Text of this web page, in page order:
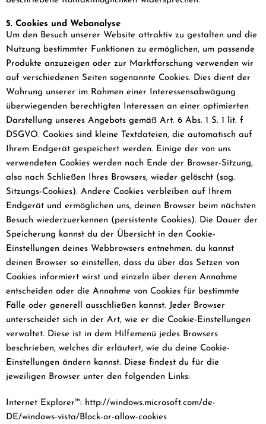
5. Cookies und Webanalyse
Um den Besuch unserer Website attraktiv zu gestalten und die
Nutzung bestimmter Funktionen zu ermöglichen, um passende
Produkte anzuzeigen oder zur Marktforschung verwenden wir
auf verschiedenen Seiten sogenannte Cookies. Dies dient der
Wahrung unserer im Rahmen einer Interessensabwägung
überwiegenden berechtigten Interessen an einer optimierten
Darstellung unseres Angebots gemäß Art. 6 Abs. 1 S. 1 lit. f
DSGVO. Cookies sind kleine Textdateien, die automatisch auf
Ihrem Endgerät gespeichert werden. Einige der von uns
verwendeten Cookies werden nach Ende der Browser-Sitzung,
also nach Schließen Ihres Browsers, wieder gelöscht (sog.
Sitzungs-Cookies). Andere Cookies verbleiben auf Ihrem
Endgerät und ermöglichen uns, deinen Browser beim nächsten
Besuch wiederzuerkennen (persistente Cookies). Die Dauer der
Speicherung kannst du der Übersicht in den Cookie-
Einstellungen deines Webbrowsers entnehmen. du kannst
deinen Browser so einstellen, dass du über das Setzen von
Cookies informiert wirst und einzeln über deren Annahme
entscheiden oder die Annahme von Cookies für bestimmte
Fälle oder generell ausschließen kannst. Jeder Browser
unterscheidet sich in der Art, wie er die Cookie-Einstellungen
verwaltet. Diese ist in dem Hilfemenü jedes Browsers
beschrieben, welches dir erläutert, wie du deine Cookie-
Einstellungen ändern kannst. Diese findest du für die
jeweiligen Browser unter den folgenden Links:
Internet Explorer™: http://windows.microsoft.com/de-
DE/windows-vista/Block-or-allow-cookies